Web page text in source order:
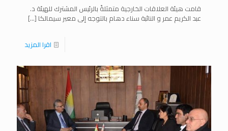
قامت هيئة العلاقات الخارجية متمثلةً بالرئيس المشترك للهيئة د.
عبد الكريم عمر و النائبة سناء دهام بالتوجه إلى معبر سيمالكا […]
اقرا المزيد